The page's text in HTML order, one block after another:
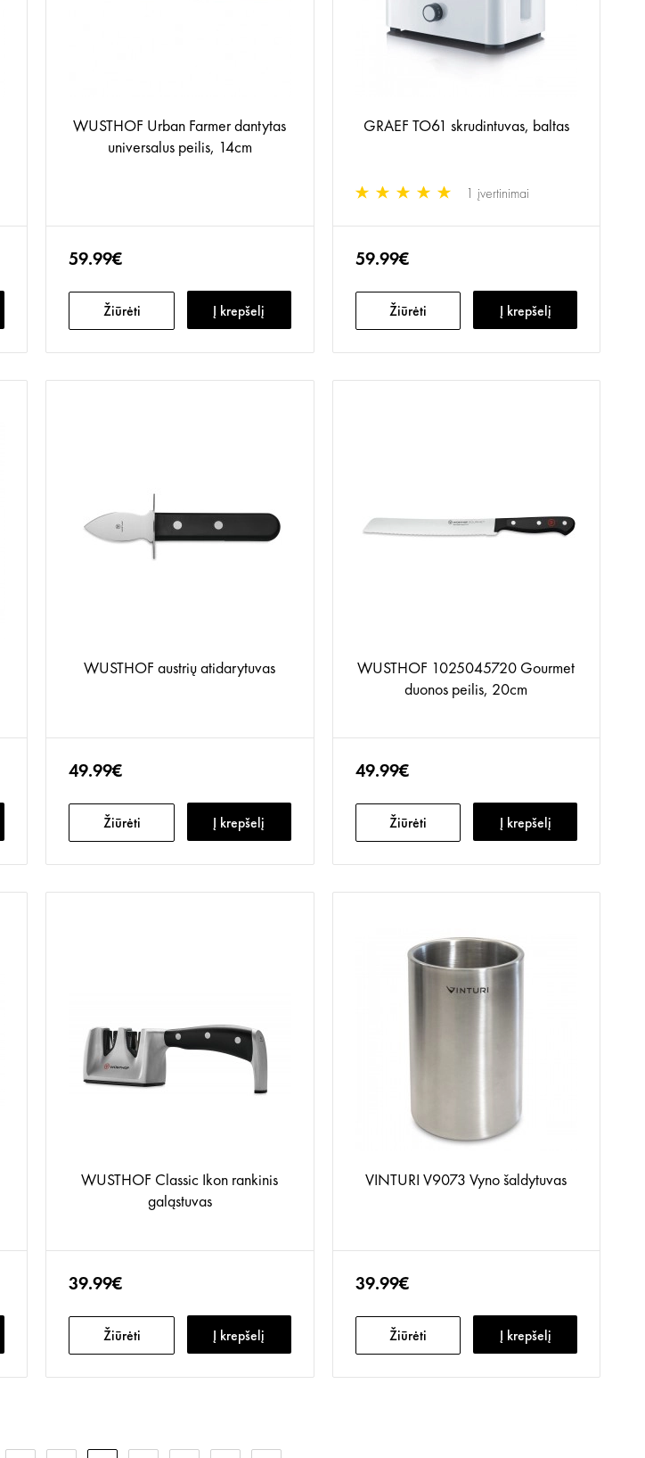
WUSTHOF Urban Farmer dantytas
universalus peilis, 14cm
59.99€
Žiūrėti Į krepšelį
GRAEF TO61 skrudintuvas, baltas
1 įvertinimai
59.99€
Žiūrėti Į krepšelį
WUSTHOF austrių atidarytuvas
49.99€
Žiūrėti Į krepšelį
WUSTHOF 1025045720 Gourmet
duonos peilis, 20cm
49.99€
Žiūrėti Į krepšelį
WUSTHOF Classic Ikon rankinis
galąstuvas
39.99€
Žiūrėti Į krepšelį
VINTURI V9073 Vyno šaldytuvas
39.99€
Žiūrėti Į krepšelį